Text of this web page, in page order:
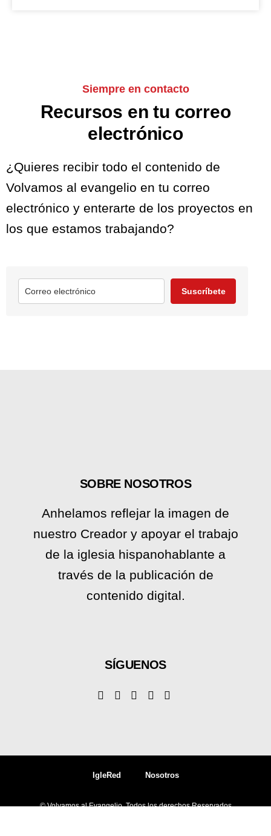
Siempre en contacto
Recursos en tu correo
electrónico
¿Quieres recibir todo el contenido de
Volvamos al evangelio en tu correo
electrónico y enterarte de los proyectos en
los que estamos trabajando?
Suscríbete
SOBRE NOSOTROS
Anhelamos reflejar la imagen de
nuestro Creador y apoyar el trabajo
de la iglesia hispanohablante a
través de la publicación de
contenido digital.
SÍGUENOS
© Volvamos al Evangelio, Todos los derechos Reservados
IgleRed Nosotros